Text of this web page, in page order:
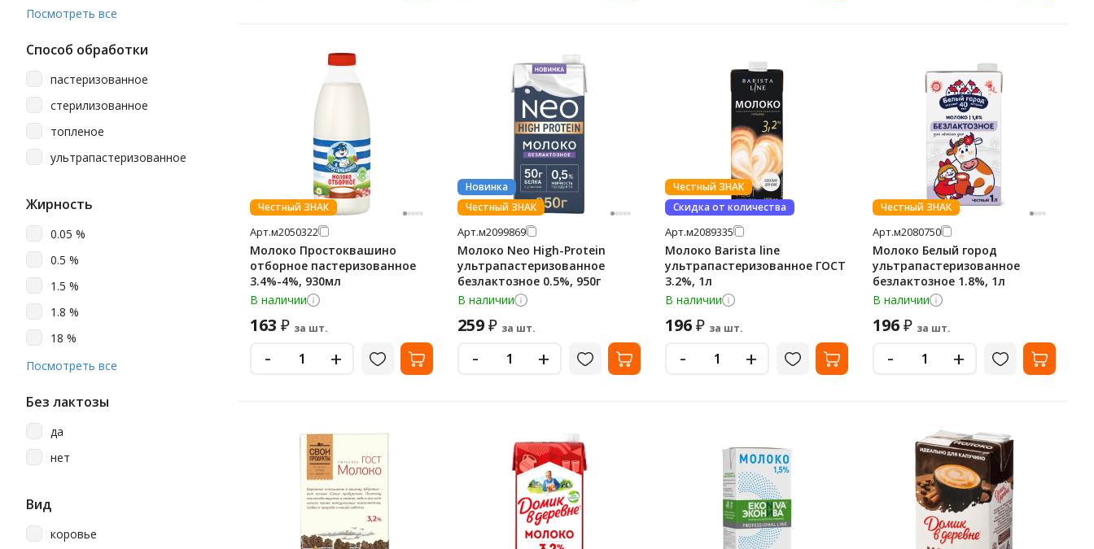
Молочная Речка
Молти
Простоквашино
Эконива
925 мл
930 мл
950 г
950 мл
970
970 мл
973 мл
975 мл
стекло
Посмотреть все
Способ обработки
пастеризованное
стерилизованное
топленое
ультрапастеризованное
Жирность
0.05 %
0.5 %
1.5 %
1.8 %
18 %
2.5 %
3.3 %
Посмотреть все
Без лактозы
да
нет
Вид
коровье
Честный ЗНАК
Арт.м2050322
Молоко Простоквашино
отборное пастеризованное
3.4%-4%, 930мл
В наличии
163 ₽ за шт.
- +
Новинка
Честный ЗНАК
Арт.м2099869
Молоко Neo High-Protein
ультрапастеризованное
безлактозное 0.5%, 950г
В наличии
259₽ за шт.
- +
Честный ЗНАК
Скидка от количества
Арт.м2089335
Молоко Barista line
ультрапастеризованное ГОСТ
3.2%, 1л
В наличии
196₽ за шт.
- +
Честный ЗНАК
Арт.м2080750
Молоко Белый город
ультрапастеризованное
безлактозное 1.8%, 1л
В наличии
196₽ за шт.
- +